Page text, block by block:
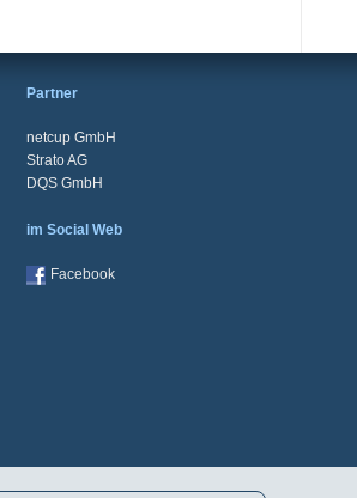
Partner
netcup GmbH
Strato AG
DQS GmbH
im Social Web
Facebook